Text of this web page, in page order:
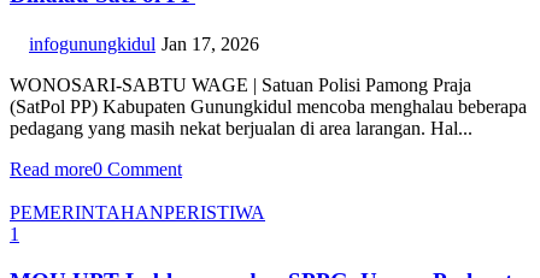
infogunungkidul Jan 17, 2026
WONOSARI-SABTU WAGE | Satuan Polisi Pamong Praja
(SatPol PP) Kabupaten Gunungkidul mencoba menghalau beberapa
pedagang yang masih nekat berjualan di area larangan. Hal...
Read more0 Comment
PEMERINTAHANPERISTIWA
1